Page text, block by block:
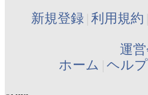
新規登録 利用規約
運
ホーム ヘルプ